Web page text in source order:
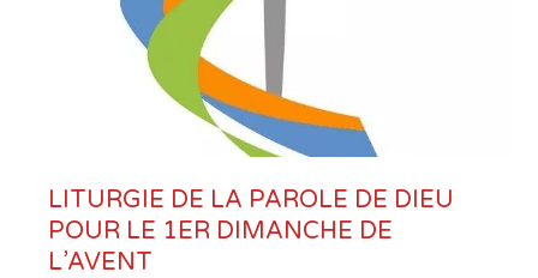
LITURGIE DE LA PAROLE DE DIEU
POUR LE 1ER DIMANCHE DE
L’AVENT